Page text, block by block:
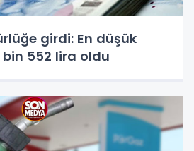
girdi: En düşük
bin 552 lira oldu